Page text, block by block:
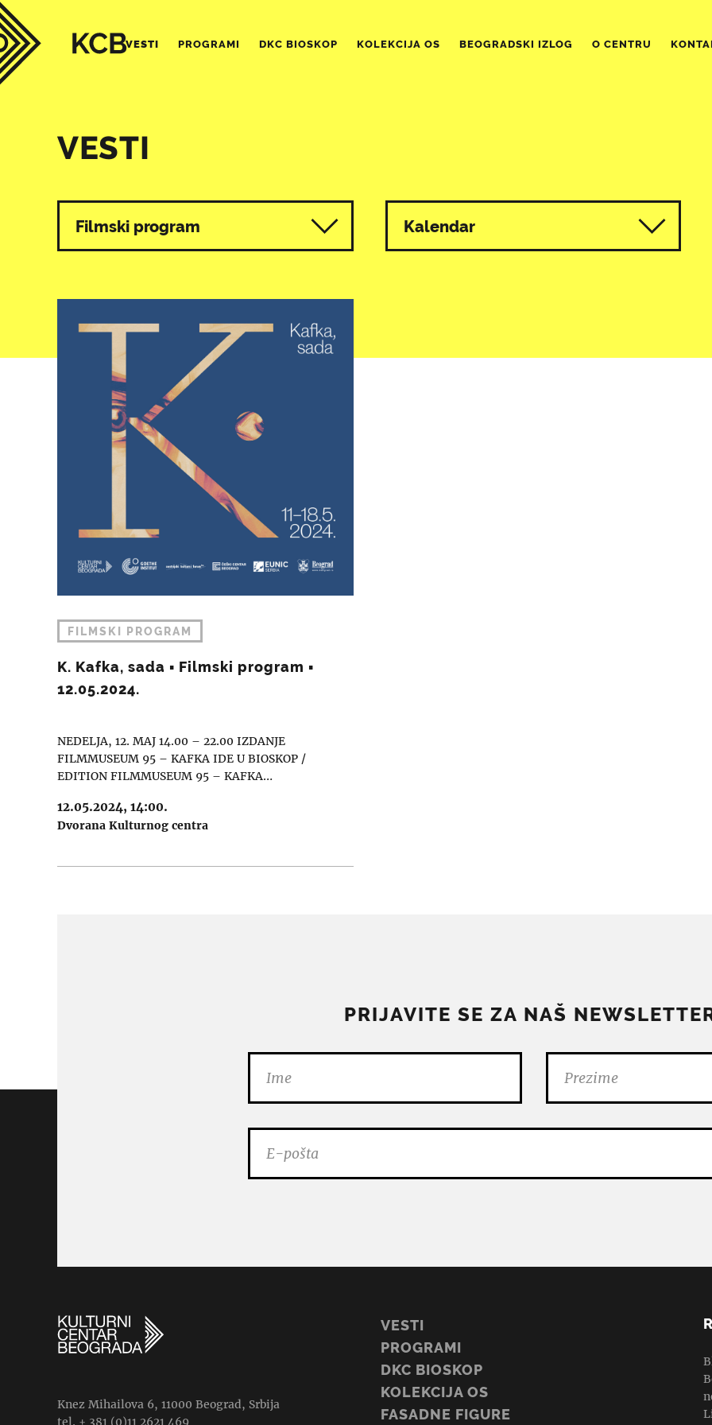
VESTI PROGRAMI DKC BIOSKOP KOLEKCIJA OS BEOGRADSKI IZLOG O CENTRU
VESTI
Svi programi
Filmski program Kalendar
FILMSKI PROGRAM
K. Kafka, sada ▪︎ Filmski program ▪︎
12.05.2024.
NEDELJA, 12. MAJ 14.00 – 22.00 IZDANJE
FILMMUSEUM 95 – KAFKA IDE U BIOSKOP /
EDITION FILMMUSEUM 95 – KAFKA…
12.05.2024, 14:00.
Dvorana Kulturnog centra
PRIJAVITE SE ZA NAŠ
Knez Mihailova 6, 11000 Beograd, Srbija
tel. + 381 (0)11 2621 469
VESTI
PROGRAMI
DKC BIOSKOP
KOLEKCIJA OS
FASADNE FIGURE